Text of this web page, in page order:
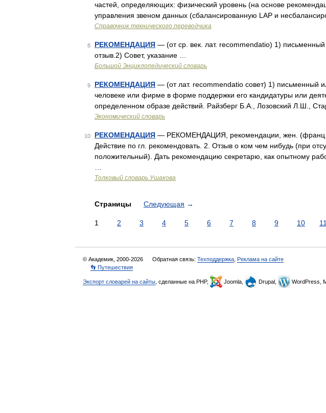
частей, определяющих: физический уровень (на основе
управления звеном данных (сбалансированную LAP и
Справочник технического переводчика
8 РЕКОМЕНДАЦИЯ — (от ср. век. лат. recommendatio) 1)
отзыв.2) Совет, указание …
Большой Энциклопедический словарь
9 РЕКОМЕНДАЦИЯ — (от лат. recommendatio совет) 1) письменный
человеке или фирме в форме поддержки его кандидатуры или
определенном образе действий. Райзберг Б.А., Лозовский Л.Ш.,
Экономический словарь
10 РЕКОМЕНДАЦИЯ — РЕКОМЕНДАЦИЯ, рекомендации, жен. (франц.
Действие по гл. рекомендовать. 2. Отзыв о ком чем нибудь (при
положительный). Дать рекомендацию секретарю, как опытному
Толковый словарь Ушакова
Страницы Следующая →
1 2 3 4 5 6 7 8 9 10 11
© Академик, 2000-2026 Обратная связь: Техподдержка Реклама на сайте
👣 Путешествия
Экспорт словарей на сайты , сделанные на PHP, Joomla, Drupal, WordPress,